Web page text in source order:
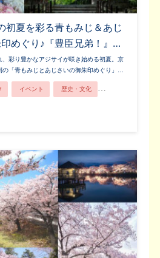
初夏を彩る青もみじ＆あじ
めぐり♪『豊臣兄弟！』…
彩り豊かなアジサイが咲き始める初夏。京
の「青もみじとあじさいの御朱印めぐり」…
イベント 歴史・文化